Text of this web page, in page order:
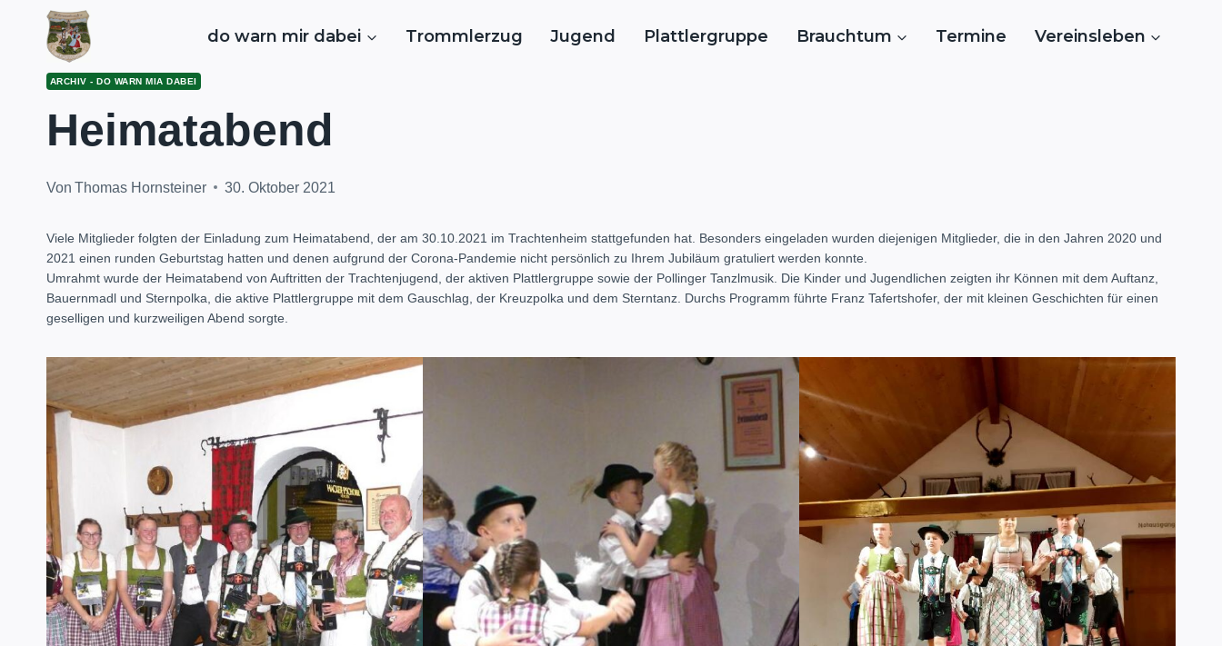
springen
do warn mir dabei Trommlerzug Jugend Plattlergruppe Brauchtum Termine Vereinsleben
ARCHIV - DO WARN MIA DABEI
Heimatabend
Von Thomas Hornsteiner 30. Oktober 2021
Viele Mitglieder folgten der Einladung zum Heimatabend, der am 30.10.2021 im Trachtenheim stattgefunden hat. Besonders eingeladen wurden diejenigen Mitglieder, die in den Jahren 2020 und
2021 einen runden Geburtstag hatten und denen aufgrund der Corona-Pandemie nicht persönlich zu Ihrem Jubiläum gratuliert werden konnte.
Umrahmt wurde der Heimatabend von Auftritten der Trachtenjugend, der aktiven Plattlergruppe sowie der Pollinger Tanzlmusik. Die Kinder und Jugendlichen zeigten ihr Können mit dem Auftanz,
Bauernmadl und Sternpolka, die aktive Plattlergruppe mit dem Gauschlag, der Kreuzpolka und dem Sterntanz. Durchs Programm führte Franz Tafertshofer, der mit kleinen Geschichten für einen
geselligen und kurzweiligen Abend sorgte.